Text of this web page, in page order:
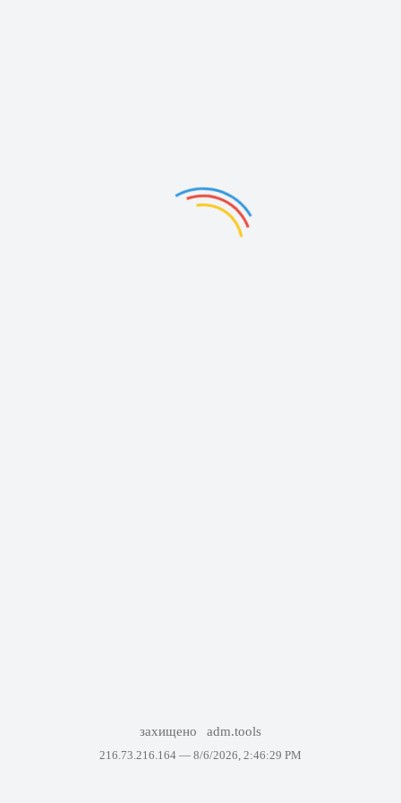
захищено adm.tools
216.73.216.164 — 8/6/2026, 2:46:29 PM